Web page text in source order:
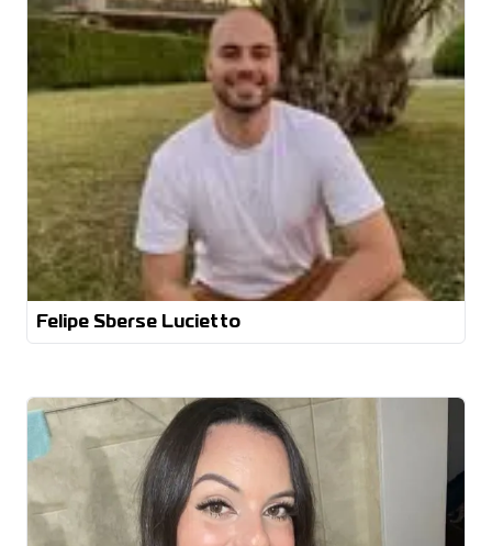
Felipe Sberse Lucietto
Arquitetura e Urbanismo